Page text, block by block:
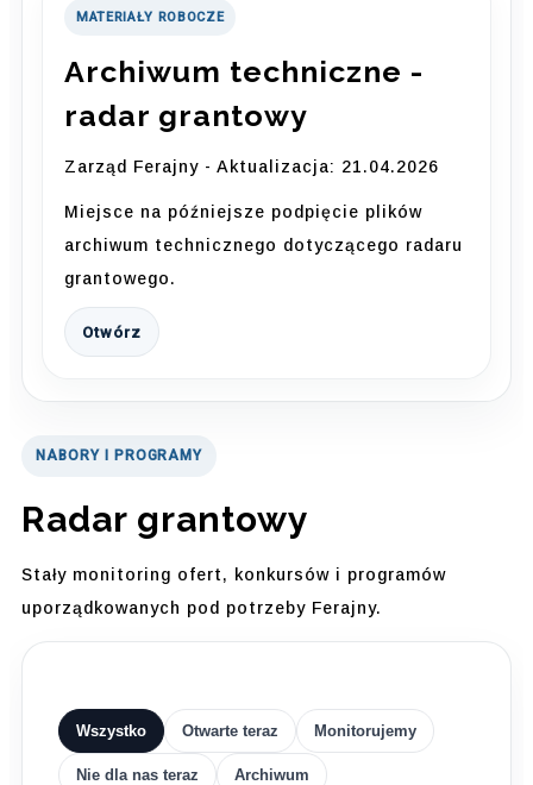
MATERIAŁY ROBOCZE
Archiwum techniczne -
radar grantowy
Zarząd Ferajny - Aktualizacja: 21.04.2026
Miejsce na późniejsze podpięcie plików
archiwum technicznego dotyczącego radaru
grantowego.
Otwórz
NABORY I PROGRAMY
Radar grantowy
Stały monitoring ofert, konkursów i programów
uporządkowanych pod potrzeby Ferajny.
Wszystko Otwarte teraz Monitorujemy
Nie dla nas teraz Archiwum